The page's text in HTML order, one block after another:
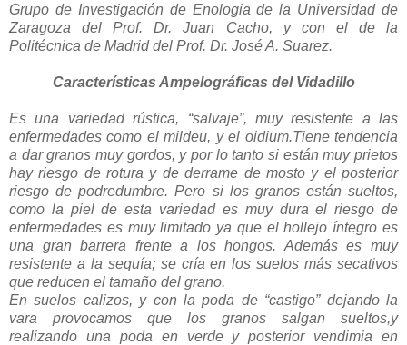
Grupo de Investigación de Enologia de la Universidad de
Zaragoza del Prof. Dr. Juan Cacho, y con el de la
Politécnica de Madrid del Prof. Dr. José A. Suarez.
Características Ampelográficas del Vidadillo
Es una variedad rústica, “salvaje”, muy resistente a las
enfermedades como el mildeu, y el oidium.Tiene tendencia
a dar granos muy gordos, y por lo tanto si están muy prietos
hay riesgo de rotura y de derrame de mosto y el posterior
riesgo de podredumbre. Pero si los granos están sueltos,
como la piel de esta variedad es muy dura el riesgo de
enfermedades es muy limitado ya que el hollejo íntegro es
una gran barrera frente a los hongos. Además es muy
resistente a la sequía; se cría en los suelos más secativos
que reducen el tamaño del grano.
En suelos calizos, y con la poda de “castigo” dejando la
vara provocamos que los granos salgan sueltos,y
realizando una poda en verde y posterior vendimia en